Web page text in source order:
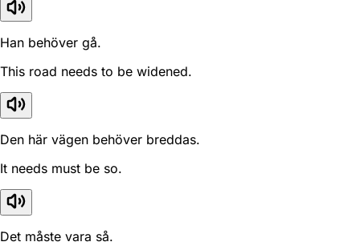
Han behöver gå.
This road needs to be widened.
Den här vägen behöver breddas.
It needs must be so.
Det måste vara så.